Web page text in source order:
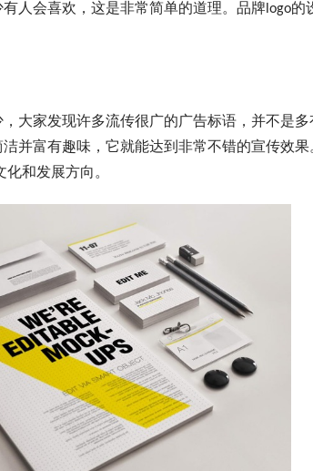
人会喜欢，这是非常简单的道理。品牌logo的
家发现许多流传很广的广告标语，并不是多
并富有趣味，它就能达到非常不错的宣传效
和发展方向。